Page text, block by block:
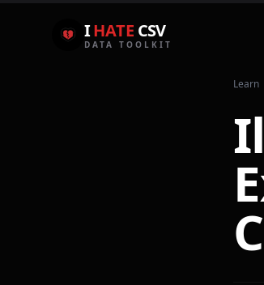
IHATE CSV
DATA TOOLKIT
Learn